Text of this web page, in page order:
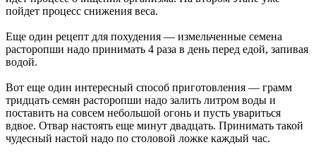
пойдет процесс снижения веса.
Еще один рецепт для похудения — измельченные семена
расторопши надо принимать 4 раза в день перед едой, запивая
водой.
Вот еще один интересный способ приготовления — грамм
тридцать семян расторопши надо залить литром воды и
поставить на совсем небольшой огонь и пусть увариться
вдвое. Отвар настоять еще минут двадцать. Принимать такой
чудесный настой надо по столовой ложке каждый час.